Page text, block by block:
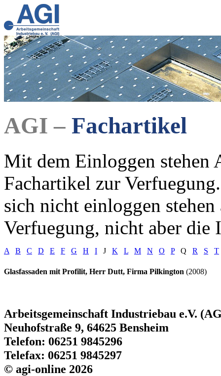
AGI – Fachartikel
Mit dem Einloggen
Fachartikel zur
sich nicht einloggen
Verfuegung, nicht aber die
A B C D E F G H I J K L M N O PQ R S T
Glasfassaden mit Profilit, Herr Dutt, Firma Pilkington (2008)
Arbeitsgemeinschaft Industriebau e.V.
Neuhofstraße 9, 64625 Bensheim
Telefon: 06251 9845296
Telefax: 06251 9845297
© agi-online 2026